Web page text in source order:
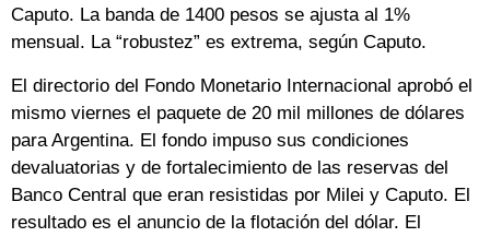
Caputo. La banda de 1400 pesos se ajusta al 1%
mensual. La “robustez” es extrema, según Caputo.
El directorio del Fondo Monetario Internacional aprobó el
mismo viernes el paquete de 20 mil millones de dólares
para Argentina. El fondo impuso sus condiciones
devaluatorias y de fortalecimiento de las reservas del
Banco Central que eran resistidas por Milei y Caputo. El
resultado es el anuncio de la flotación del dólar. El